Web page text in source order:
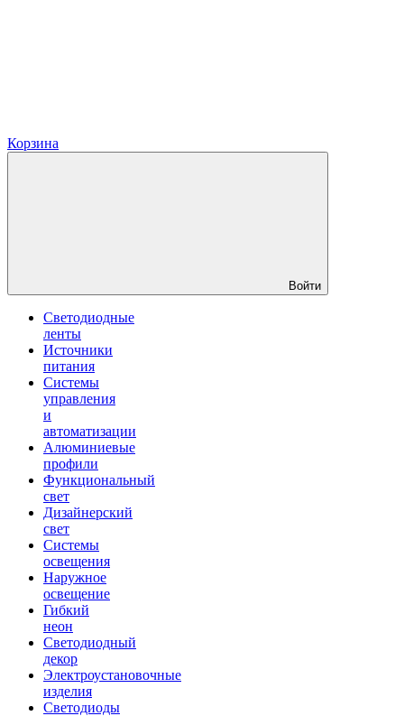
Корзина
Войти
Светодиодные
ленты
Источники
питания
Системы
управления
и
автоматизации
Алюминиевые
профили
Функциональный
свет
Дизайнерский
свет
Системы
освещения
Наружное
освещение
Гибкий
неон
Светодиодный
декор
Электроустановочные
изделия
Светодиоды